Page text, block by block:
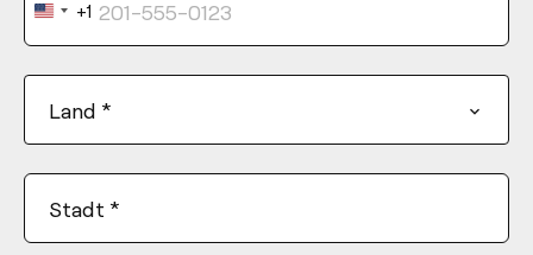
United
States
+1
Land *
Stadt *